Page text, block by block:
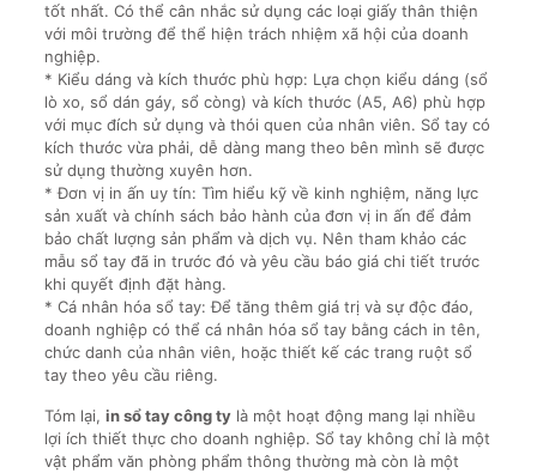
tốt nhất. Có thể cân nhắc sử dụng các loại giấy thân thiện
với môi trường để thể hiện trách nhiệm xã hội của doanh
nghiệp.
* Kiểu dáng và kích thước phù hợp: Lựa chọn kiểu dáng (sổ
lò xo, sổ dán gáy, sổ còng) và kích thước (A5, A6) phù hợp
với mục đích sử dụng và thói quen của nhân viên. Sổ tay có
kích thước vừa phải, dễ dàng mang theo bên mình sẽ được
sử dụng thường xuyên hơn.
* Đơn vị in ấn uy tín: Tìm hiểu kỹ về kinh nghiệm, năng lực
sản xuất và chính sách bảo hành của đơn vị in ấn để đảm
bảo chất lượng sản phẩm và dịch vụ. Nên tham khảo các
mẫu sổ tay đã in trước đó và yêu cầu báo giá chi tiết trước
khi quyết định đặt hàng.
* Cá nhân hóa sổ tay: Để tăng thêm giá trị và sự độc đáo,
doanh nghiệp có thể cá nhân hóa sổ tay bằng cách in tên,
chức danh của nhân viên, hoặc thiết kế các trang ruột sổ
tay theo yêu cầu riêng.
Tóm lại, in sổ tay công tylà một hoạt động mang lại nhiều
lợi ích thiết thực cho doanh nghiệp. Sổ tay không chỉ là một
vật phẩm văn phòng phẩm thông thường mà còn là một